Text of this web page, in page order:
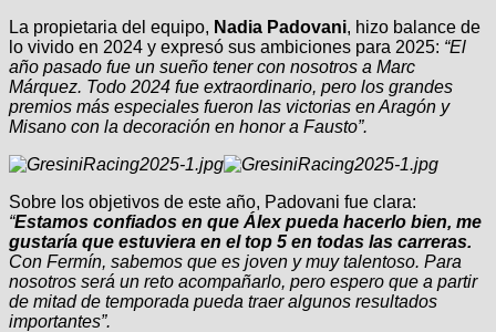
La propietaria del equipo, Nadia Padovani, hizo balance de
lo vivido en 2024 y expresó sus ambiciones para 2025: “El
año pasado fue un sueño tener con nosotros a Marc
Márquez. Todo 2024 fue extraordinario, pero los grandes
premios más especiales fueron las victorias en Aragón y
Misano con la decoración en honor a Fausto”.
Sobre los objetivos de este año, Padovani fue clara:
“Estamos confiados en que Álex pueda hacerlo bien, me
gustaría que estuviera en el top 5 en todas las carreras.
Con Fermín, sabemos que es joven y muy talentoso. Para
nosotros será un reto acompañarlo, pero espero que a partir
de mitad de temporada pueda traer algunos resultados
importantes”.